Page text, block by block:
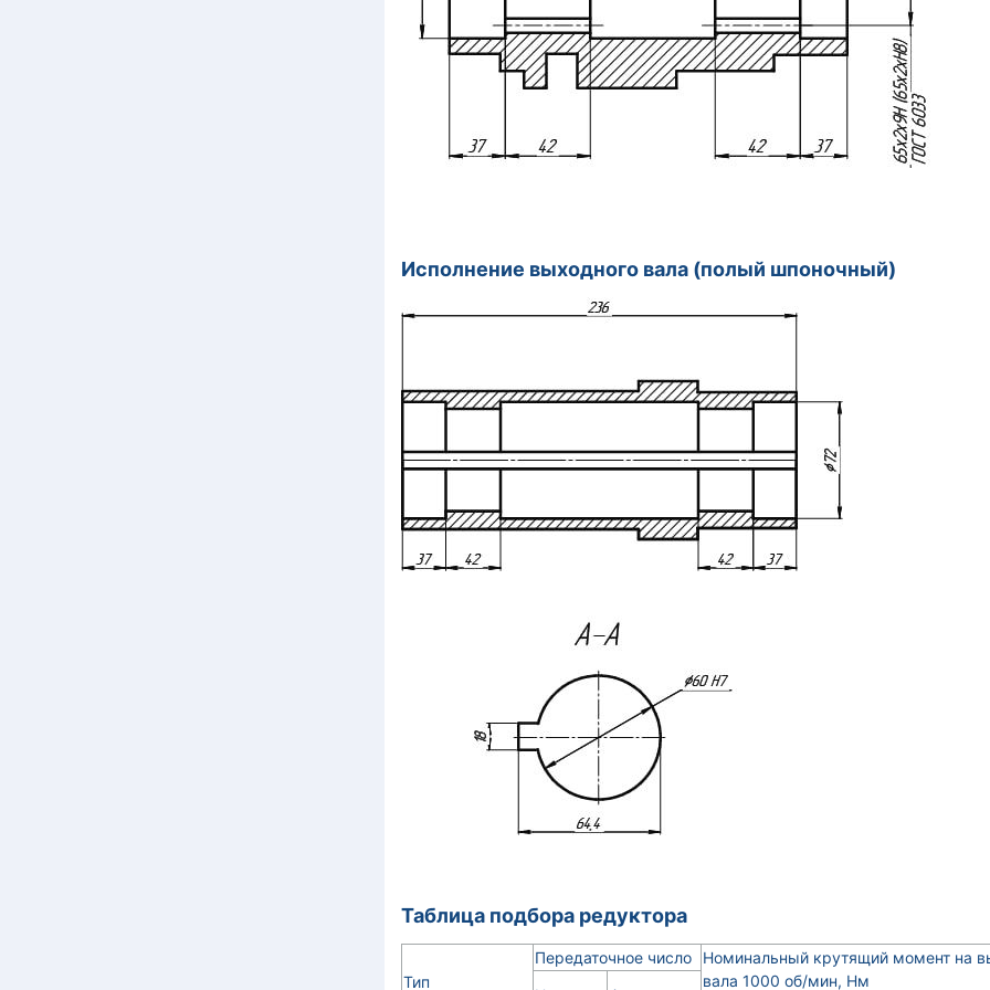
Исполнение выходного вала (полый
Таблица подбора редуктора
Тип
Передаточное число
Номинальный крутящий момент на
вала 1000 об/мин, Нм